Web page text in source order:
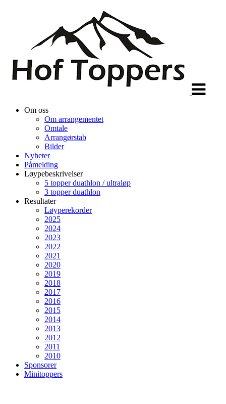
Om oss
Om arrangementet
Omtale
Arrangørstab
Bilder
Nyheter
Påmelding
Løypebeskrivelser
5 topper duathlon / ultraløp
3 topper duathlon
Resultater
Løyperekorder
2025
2024
2023
2022
2021
2020
2019
2018
2017
2016
2015
2014
2013
2012
2011
2010
Sponsorer
Minitoppers